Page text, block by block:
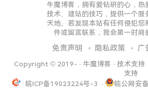
牛魔博客，拥有爱钻研的心，热
技术、建站的技巧，提供一个服
天地。若发现本站有任何侵犯您
件或留言联系，我会第一时间
免责声明 隐私政策 广
Copyright © 2019- · 牛魔博客 · 技术支持
支持
皖ICP备19023224号-3 · 皖公网安